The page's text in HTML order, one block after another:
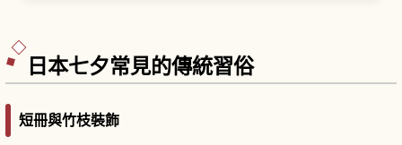
日本七夕常見的傳統習俗
短冊與竹枝裝飾